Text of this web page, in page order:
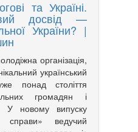
та Україні.
досвід —
України? |
організація,
український
понад століття
громадян і
У новому випуску
ведучий